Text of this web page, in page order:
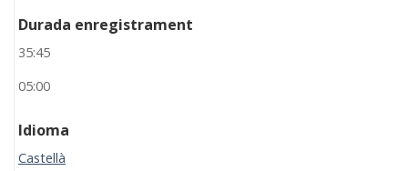
Durada enregistrament
35:45
05:00
Idioma
Castellà